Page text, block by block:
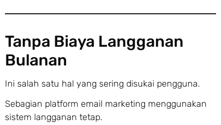
Tanpa Biaya Langganan
Bulanan
Ini salah satu hal yang sering disukai pengguna.
Sebagian platform email marketing menggunakan
sistem langganan tetap.